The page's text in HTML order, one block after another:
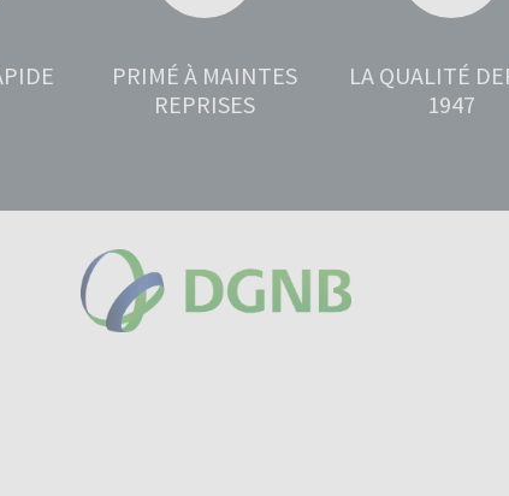
PRIMÉ À MAINTES
REPRISES
LA QUALITÉ
1947